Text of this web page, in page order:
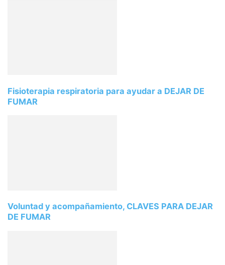
Fisioterapia respiratoria para ayudar a DEJAR DE
FUMAR
Voluntad y acompañamiento, CLAVES PARA DEJAR
DE FUMAR